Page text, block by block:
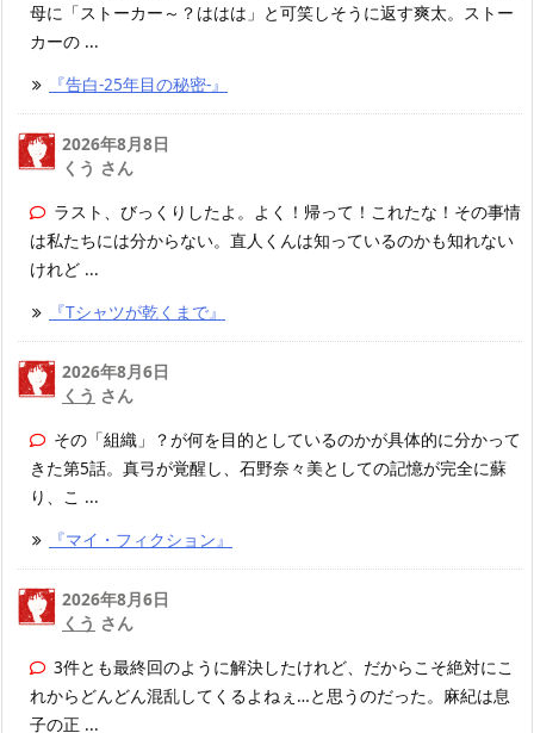
母に「ストーカー～？ははは」と可笑しそうに返す爽太。ストー
カーの ...
『告白-25年目の秘密-』
2026年8月8日
くう さん
ラスト、びっくりしたよ。よく！帰って！これたな！その事情
は私たちには分からない。直人くんは知っているのかも知れない
けれど ...
『Tシャツが乾くまで』
2026年8月6日
くう さん
その「組織」？が何を目的としているのかが具体的に分かって
きた第5話。真弓が覚醒し、石野奈々美としての記憶が完全に蘇
り、こ ...
『マイ・フィクション』
2026年8月6日
くう さん
3件とも最終回のように解決したけれど、だからこそ絶対にこ
れからどんどん混乱してくるよねぇ…と思うのだった。麻紀は息
子の正 ...